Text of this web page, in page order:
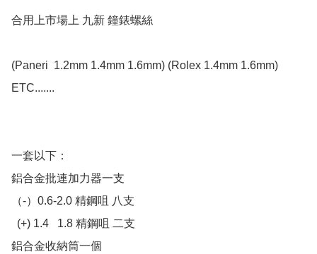
合用上市場上 九新 鐘錶螺絲
(Paneri  1.2mm 1.4mm 1.6mm) (Rolex 1.4mm 1.6mm)
ETC.......
一套以下：
鋁合金批連加力器一支
（-）0.6-2.0 精鋼咀 八支
鋁合金收納筒一個